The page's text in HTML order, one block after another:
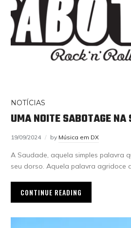
NOTÍCIAS
UMA NOITE SABOTAGE NA
19/09/2024 by Música em DX
A Saudade, aquela simples palavra
seu dorso. Aquela palavra agridoce
CONTINUE READING